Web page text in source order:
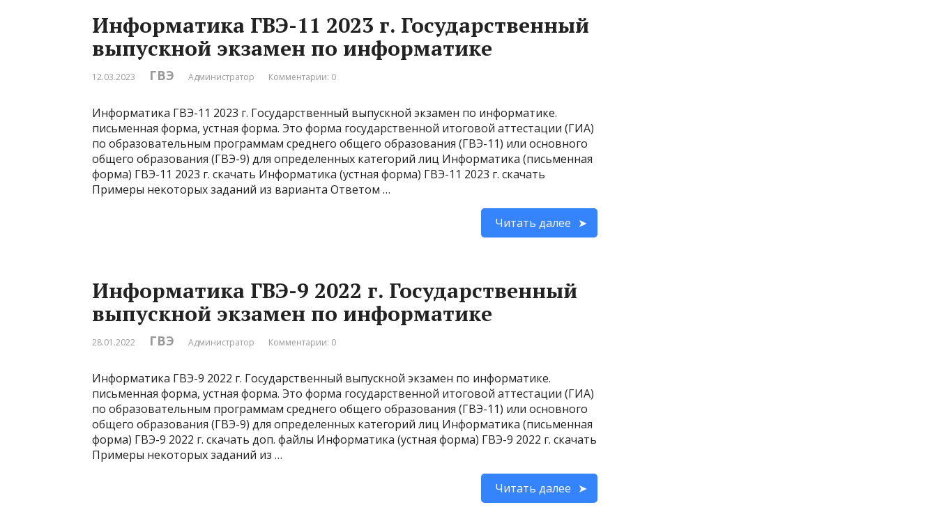
Информатика ГВЭ-11 2023 г. Государственный
выпускной экзамен по информатике
12.03.2023 ГВЭ Администратор Комментарии: 0
Информатика ГВЭ-11 2023 г. Государственный выпускной экзамен по информатике.
письменная форма, устная форма. Это форма государственной итоговой аттестации (ГИА)
по образовательным программам среднего общего образования (ГВЭ-11) или основного
общего образования (ГВЭ-9) для определенных категорий лиц Информатика (письменная
форма) ГВЭ-11 2023 г. скачать Информатика (устная форма) ГВЭ-11 2023 г. скачать
Примеры некоторых заданий из варианта Ответом …
Читать далее
Информатика ГВЭ-9 2022 г. Государственный
выпускной экзамен по информатике
28.01.2022 ГВЭ Администратор Комментарии: 0
Информатика ГВЭ-9 2022 г. Государственный выпускной экзамен по информатике.
письменная форма, устная форма. Это форма государственной итоговой аттестации (ГИА)
по образовательным программам среднего общего образования (ГВЭ-11) или основного
общего образования (ГВЭ-9) для определенных категорий лиц Информатика (письменная
форма) ГВЭ-9 2022 г. скачать доп. файлы Информатика (устная форма) ГВЭ-9 2022 г. скачать
Примеры некоторых заданий из …
Читать далее